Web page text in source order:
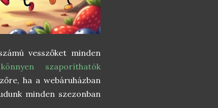
vesszőket minden
szaporíthatók
ha a webáruházban
minden szezonban